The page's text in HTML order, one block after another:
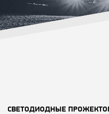
СВЕТОДИОДНЫЕ